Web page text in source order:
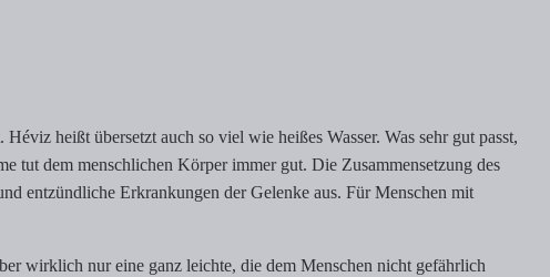
heißt übersetzt auch so viel wie heißes Wasser. Was sehr gut passt,
tut dem menschlichen Körper immer gut. Die Zusammensetzung des
entzündliche Erkrankungen der Gelenke aus. Für Menschen mit
wirklich nur eine ganz leichte, die dem Menschen nicht gefährlich